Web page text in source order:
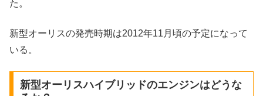
た。
新型オーリスの発売時期は2012年11月頃の予定になって
いる。
新型オーリスハイブリッドのエンジンはどうな